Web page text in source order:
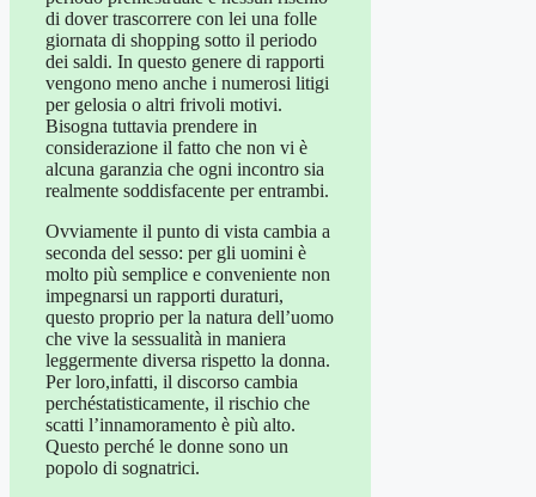
di dover trascorrere con lei una folle
giornata di shopping sotto il periodo
dei saldi. In questo genere di rapporti
vengono meno anche i numerosi litigi
per gelosia o altri frivoli motivi.
Bisogna tuttavia prendere in
considerazione il fatto che non vi è
alcuna garanzia che ogni incontro sia
realmente soddisfacente per entrambi.
Ovviamente il punto di vista cambia a
seconda del sesso: per gli uomini è
molto più semplice e conveniente non
impegnarsi un rapporti duraturi,
questo proprio per la natura dell’uomo
che vive la sessualità in maniera
leggermente diversa rispetto la donna.
Per loro,infatti, il discorso cambia
perchéstatisticamente, il rischio che
scatti l’innamoramento è più alto.
Questo perché le donne sono un
popolo di sognatrici.